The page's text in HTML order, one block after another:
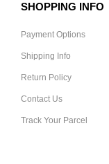
SHOPPING INFO
Payment Options
Shipping Info
Return Policy
Contact Us
Track Your Parcel